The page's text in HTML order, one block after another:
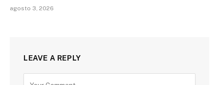
agosto 3, 2026
LEAVE A REPLY